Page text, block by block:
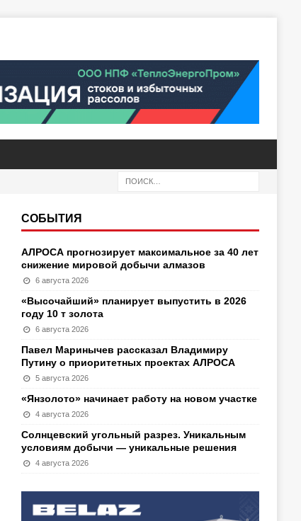
СОБЫТИЯ
АЛРОСА прогнозирует максимальное за 40 лет
снижение мировой добычи алмазов
6 августа 2026
«Высочайший» планирует выпустить в 2026
году 10 т золота
6 августа 2026
Павел Маринычев рассказал Владимиру
Путину о приоритетных проектах АЛРОСА
5 августа 2026
«Янзолото» начинает работу на новом участке
4 августа 2026
Солнцевский угольный разрез. Уникальным
условиям добычи — уникальные решения
4 августа 2026